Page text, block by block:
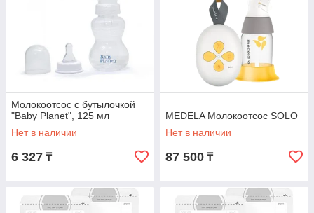
Молокоотсос с бутылочкой
"Baby Planet", 125 мл
Нет в наличии
6 327 ₸
MEDELA Молокоотсос SOLO
Нет в наличии
87 500 ₸